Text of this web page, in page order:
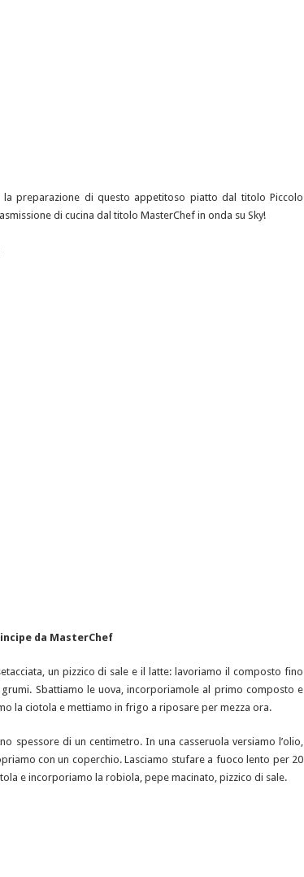
preparazione di questo appetitoso piatto dal titolo Piccolo
di cucina dal titolo MasterChef in onda su Sky!
da MasterChef
un pizzico di sale e il latte: lavoriamo il composto fino
Sbattiamo le uova, incorporiamole al primo composto e
la ciotola e mettiamo in frigo a riposare per mezza ora.
spessore di un centimetro. In una casseruola versiamo l’olio,
con un coperchio. Lasciamo stufare a fuoco lento per 20
e incorporiamo la robiola, pepe macinato, pizzico di sale.